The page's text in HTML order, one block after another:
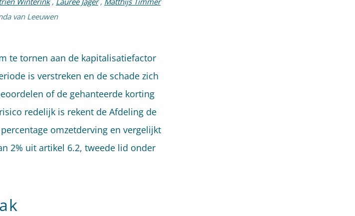
van Leeuwen
te tornen aan de kapitalisatiefactor
is verstreken en de schade zich
of de gehanteerde korting
redelijk is rekent de Afdeling de
omzetderving en vergelijkt
2% uit artikel 6.2, tweede lid onder